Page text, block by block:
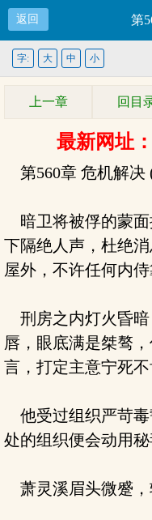
返回 第
字: 大 中 小
上一章 回目
最新网址
第560章 危机解决
暗卫将被俘的蒙面
下隔绝人声，杜绝
屋外，不许任何内侍
刑房之内灯火昏暗
唇，眼底满是桀骜
言，打定主意宁死不
他受过组织严苛毒
处的组织便会动用秘
萧灵溪眉头微蹙，